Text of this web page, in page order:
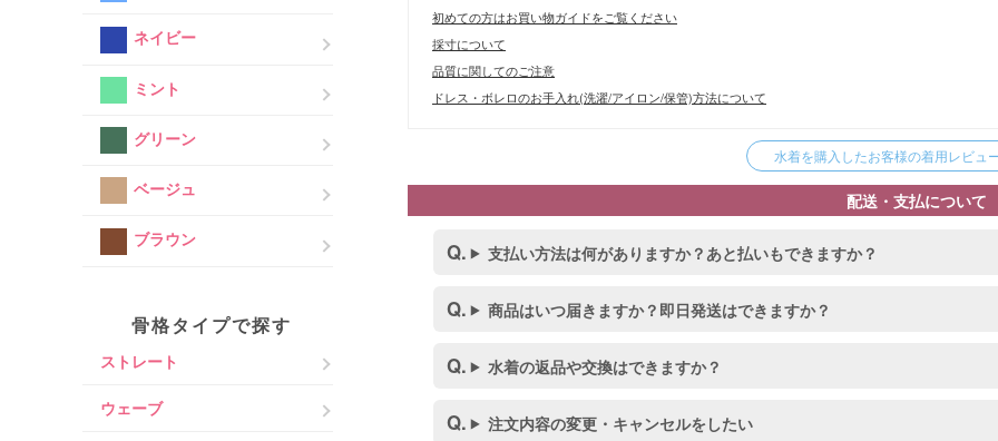
ネイビー
ミント
グリーン
ベージュ
ブラウン
骨格タイプで探す
ストレート
ウェーブ
初めての方はお買い物ガイドをご覧ください
採寸について
品質に関してのご注意
ドレス・ボレロのお手入れ(洗濯/アイロン/保管)方法について
水着を購入したお客様の着用レビュ
配送・支払について
支払い方法は何がありますか？あと払いもできますか？
商品はいつ届きますか？即日発送はできますか？
水着の返品や交換はできますか？
注文内容の変更・キャンセルをしたい